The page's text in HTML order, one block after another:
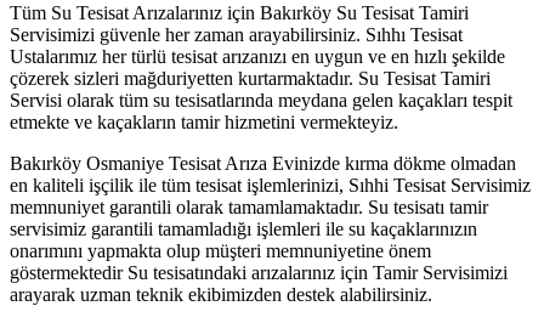
Tüm Su Tesisat Arızalarınız için Bakırköy Su Tesisat Tamiri
Servisimizi güvenle her zaman arayabilirsiniz. Sıhhı Tesisat
Ustalarımız her türlü tesisat arızanızı en uygun ve en hızlı şekilde
çözerek sizleri mağduriyetten kurtarmaktadır. Su Tesisat Tamiri
Servisi olarak tüm su tesisatlarında meydana gelen kaçakları tespit
etmekte ve kaçakların tamir hizmetini vermekteyiz.
Bakırköy Osmaniye Tesisat Arıza Evinizde kırma dökme olmadan
en kaliteli işçilik ile tüm tesisat işlemlerinizi, Sıhhi Tesisat Servisimiz
memnuniyet garantili olarak tamamlamaktadır. Su tesisatı tamir
servisimiz garantili tamamladığı işlemleri ile su kaçaklarınızın
onarımını yapmakta olup müşteri memnuniyetine önem
göstermektedir Su tesisatındaki arızalarınız için Tamir Servisimizi
arayarak uzman teknik ekibimizden destek alabilirsiniz.